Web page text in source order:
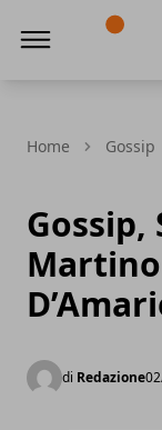
Home Gossip
Gossip,
di Redazione